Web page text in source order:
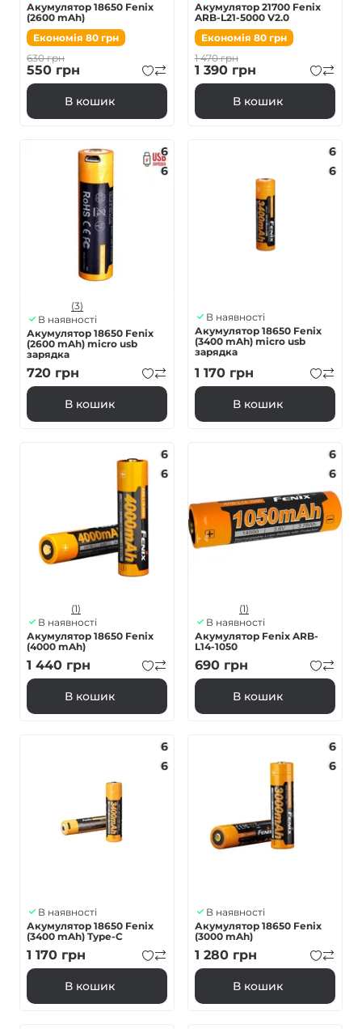
Акумулятор 18650 Fenix
(2600 mAh)
Економія 80 грн
630грн
550 грн
В кошик
Акумулятор 21700 Fenix
ARB-L21-5000 V2.0
Економія 80 грн
1 470грн
1 390 грн
В кошик
6
6
(3)
В наявності
Акумулятор 18650 Fenix
(2600 mAh) micro usb
зарядка
720 грн
В кошик
6
6
В наявності
Акумулятор 18650 Fenix
(3400 mAh) micro usb
зарядка
1 170 грн
В кошик
6
6
(1)
В наявності
Акумулятор 18650 Fenix
(4000 mAh)
1 440 грн
В кошик
6
6
(1)
В наявності
Акумулятор Fenix ARB-
L14-1050
690 грн
В кошик
6
6
В наявності
Акумулятор 18650 Fenix
(3400 mAh) Type-C
1 170 грн
В кошик
6
6
В наявності
Акумулятор 18650 Fenix
(3000 mAh)
1 280 грн
В кошик